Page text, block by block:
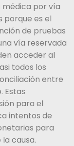
por vía
porque es el
de pruebas
vía reservada
acceder al
todos los
entre
Estas
para el
intentos de
para
causa.